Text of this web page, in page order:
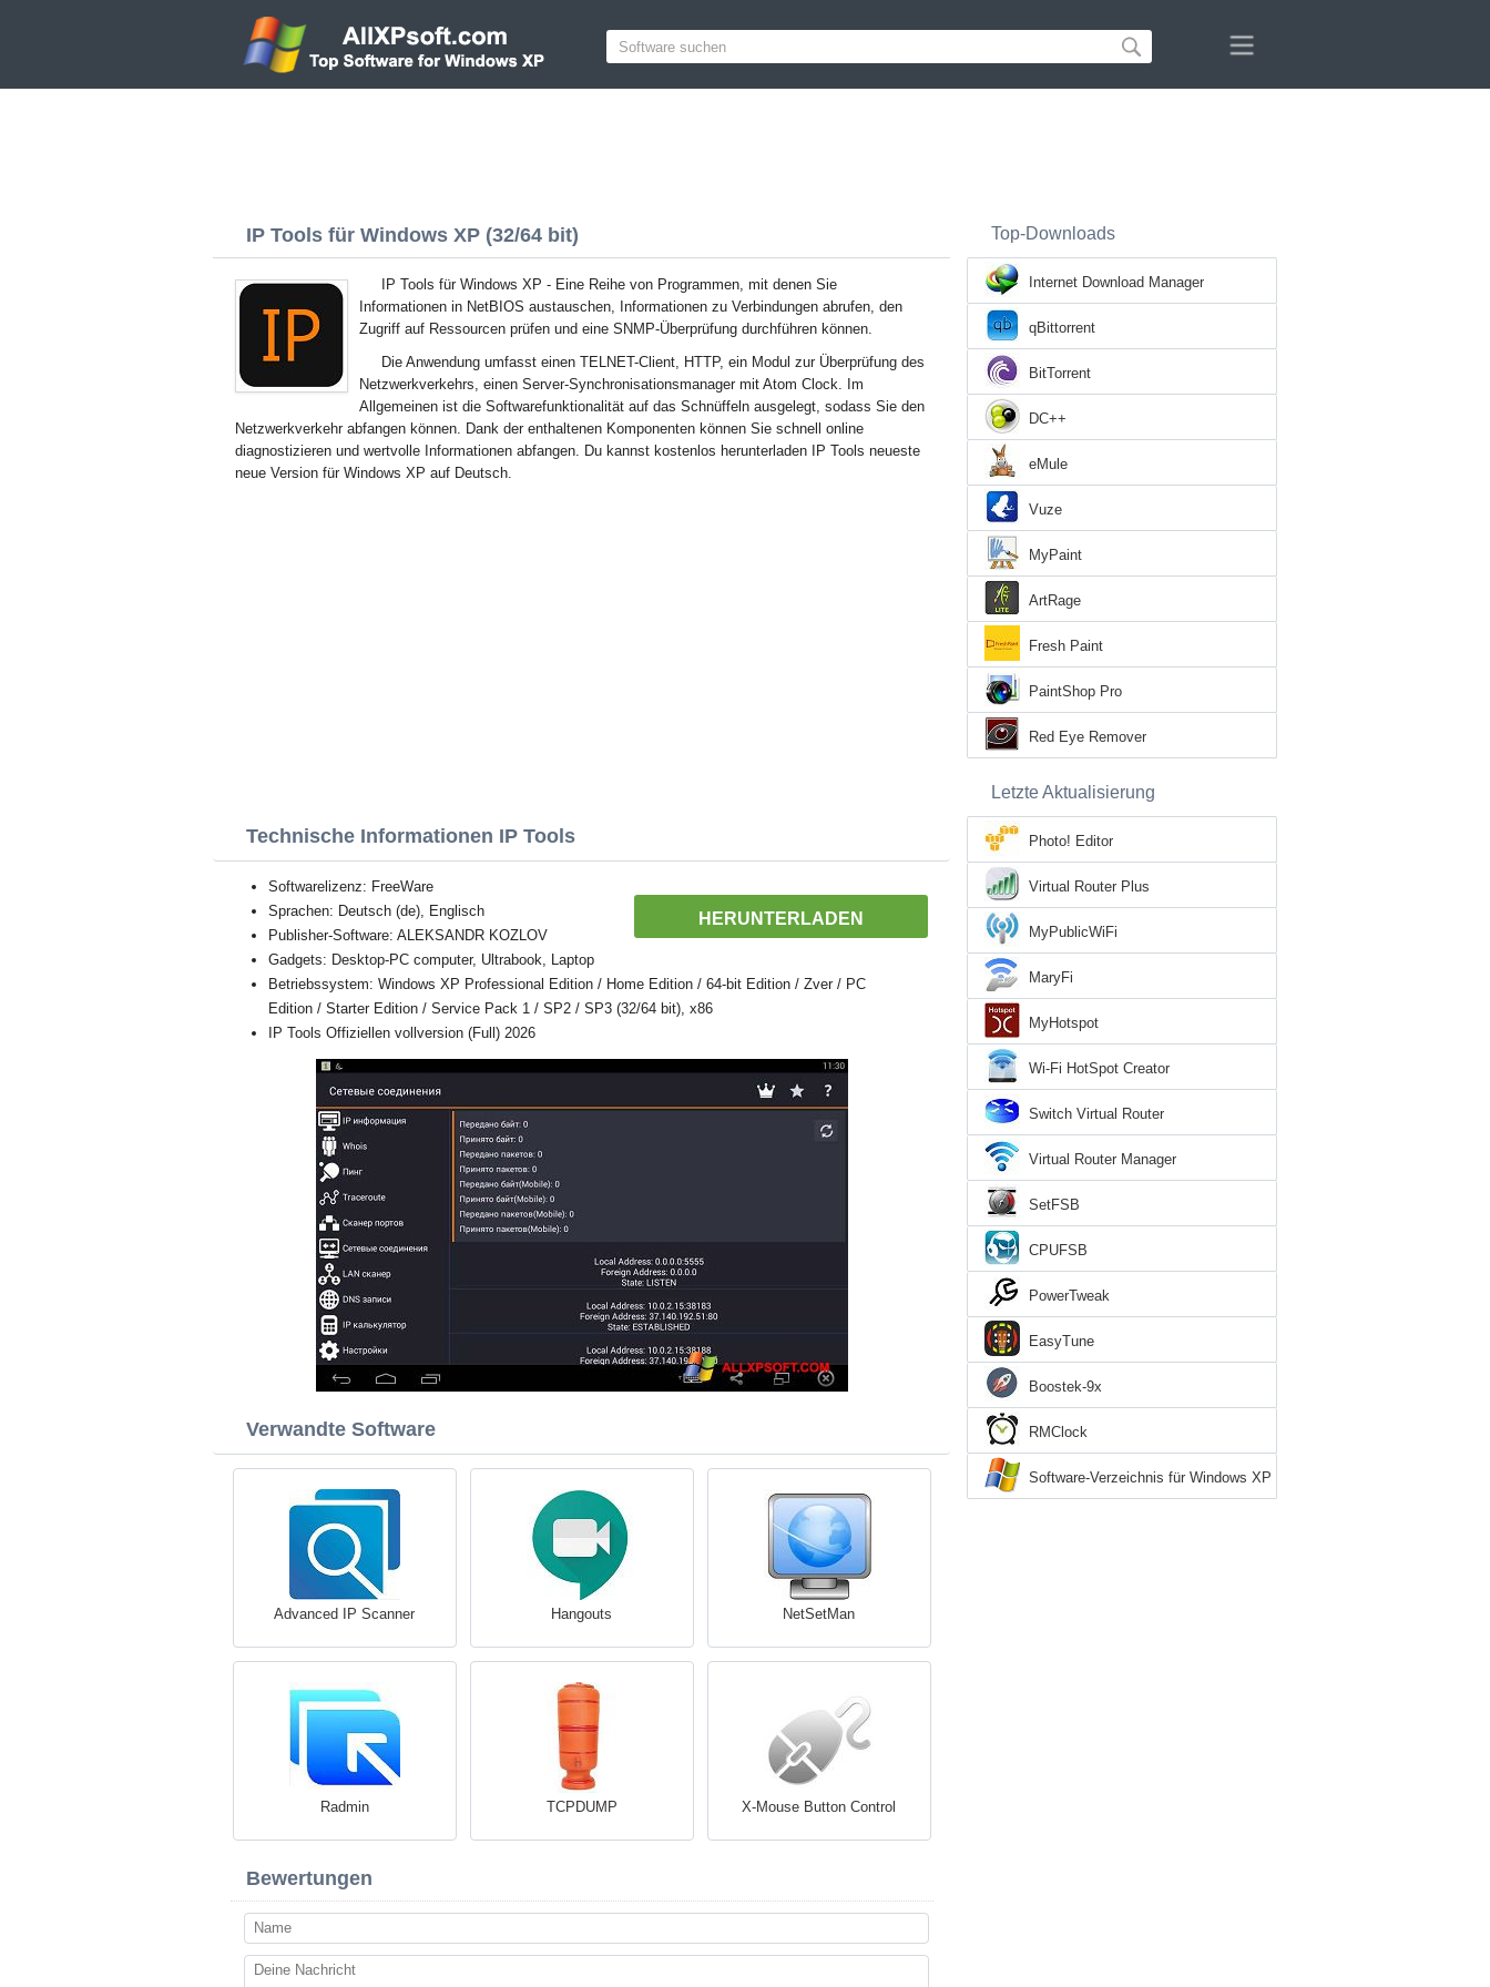
IP Tools für Windows XP (32/64 bit)
IP Tools für Windows XP - Eine Reihe von Programmen, mit denen Sie
Informationen in NetBIOS austauschen, Informationen zu Verbindungen abrufen, den
Zugriff auf Ressourcen prüfen und eine SNMP-Überprüfung durchführen können.
Die Anwendung umfasst einen TELNET-Client, HTTP, ein Modul zur Überprüfung des
Netzwerkverkehrs, einen Server-Synchronisationsmanager mit Atom Clock. Im
Allgemeinen ist die Softwarefunktionalität auf das Schnüffeln ausgelegt, sodass Sie den
Netzwerkverkehr abfangen können. Dank der enthaltenen Komponenten können Sie schnell online
diagnostizieren und wertvolle Informationen abfangen. Du kannst kostenlos herunterladen IP Tools neueste
neue Version für Windows XP auf Deutsch.
Technische Informationen IP Tools
HERUNTERLADEN
Softwarelizenz: FreeWare
Sprachen: Deutsch (de), Englisch
Publisher-Software: ALEKSANDR KOZLOV
Gadgets: Desktop-PC computer, Ultrabook, Laptop
Betriebssystem: Windows XP Professional Edition / Home Edition / 64-bit Edition / Zver / PC
Edition / Starter Edition / Service Pack 1 / SP2 / SP3 (32/64 bit), x86
IP Tools Offiziellen vollversion (Full) 2026
Verwandte Software
Advanced IP Scanner Hangouts NetSetMan
Radmin TCPDUMP X-Mouse Button Control
Bewertungen
Top-Downloads
Internet Download Manager
qBittorrent
BitTorrent
DC++
eMule
Vuze
MyPaint
ArtRage
Fresh Paint
PaintShop Pro
Red Eye Remover
Letzte Aktualisierung
Photo! Editor
Virtual Router Plus
MyPublicWiFi
MaryFi
MyHotspot
Wi-Fi HotSpot Creator
Switch Virtual Router
Virtual Router Manager
SetFSB
CPUFSB
PowerTweak
EasyTune
Boostek-9x
RMClock
Software-Verzeichnis für Windows XP